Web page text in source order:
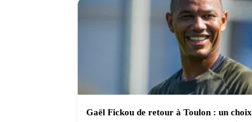
Gaël Fickou de retour à Toulon : un choix